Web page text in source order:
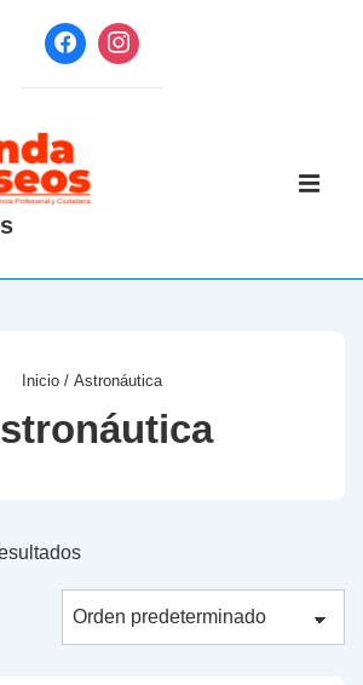
Inicio / Astronáutica